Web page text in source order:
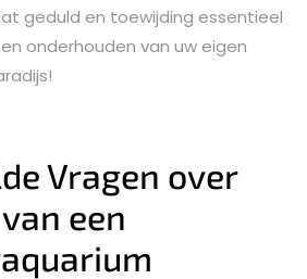
geduld en toewijding essentieel
onderhouden van uw eigen
Vragen over
een